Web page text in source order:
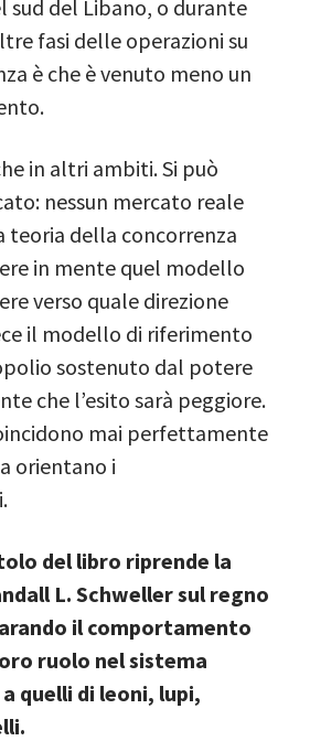
sud del Libano, o durante
fasi delle operazioni su
è che è venuto meno un
in altri ambiti. Si può
nessun mercato reale
teoria della concorrenza
in mente quel modello
verso quale direzione
il modello di riferimento
sostenuto dal potere
che l’esito sarà peggiore.
mai perfettamente
orientano i
del libro riprende la
L. Schweller sul regno
il comportamento
ruolo nel sistema
quelli di leoni, lupi,